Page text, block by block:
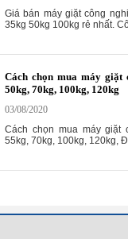
Giá bán máy giặt công
35kg 50kg 100kg rẻ nhất.
Cách chọn mua máy giặt
50kg, 70kg, 100kg, 120kg
03/08/2020
Cách chọn mua máy giặt
55kg, 70kg, 100kg, 120kg,